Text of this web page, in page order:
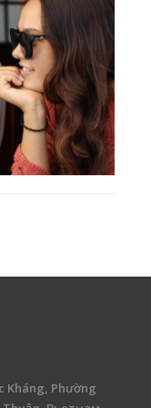
Kháng, Phường